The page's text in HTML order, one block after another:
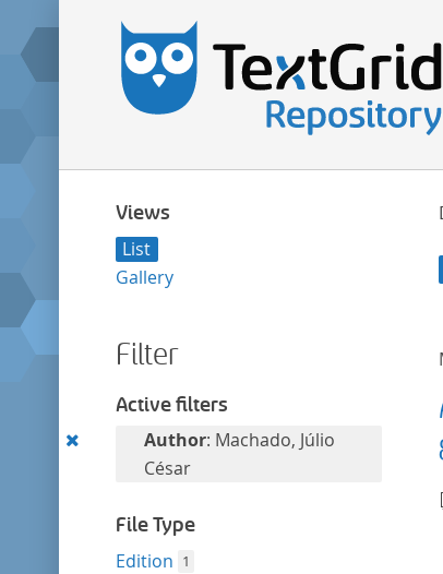
Views
List
Gallery
Filter
Active filters
RemoveAuthor: Machado, Júlio
César
File Type
Edition 1